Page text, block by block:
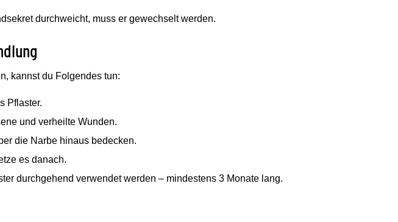
durchweicht, muss er gewechselt werden.
kannst du Folgendes tun:
Pflaster.
und verheilte Wunden.
die Narbe hinaus bedecken.
es danach.
durchgehend verwendet werden – mindestens 3 Monate lang.